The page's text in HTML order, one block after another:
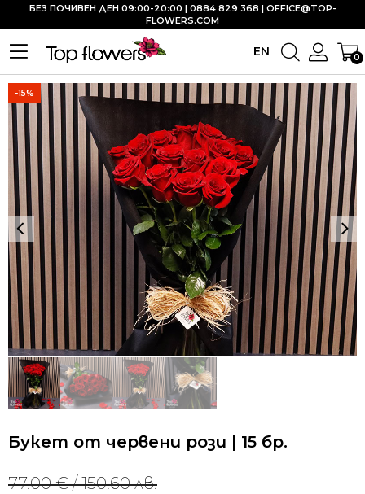
EN 0
БЕЗ ПОЧИВЕН ДЕН 09:00-20:00 | 0884 829 368 | OFFICE@TOP-
FLOWERS.COM
-15%
Букет от червени рози | 15 бр.
Original
77.00€/ 150.60 лв.
Current